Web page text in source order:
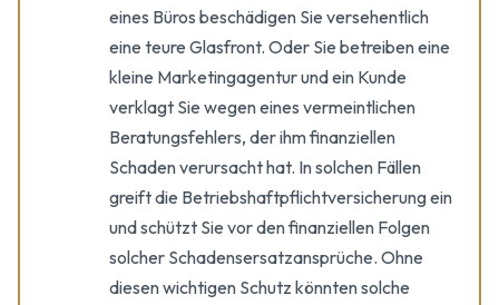
eines Büros beschädigen Sie versehentlich
eine teure Glasfront. Oder Sie betreiben eine
kleine Marketingagentur und ein Kunde
verklagt Sie wegen eines vermeintlichen
Beratungsfehlers, der ihm finanziellen
Schaden verursacht hat. In solchen Fällen
greift die Betriebshaftpflicht­versicherung ein
und schützt Sie vor den finanziellen Folgen
solcher Schadensersatzansprüche. Ohne
diesen wichtigen Schutz könnten solche